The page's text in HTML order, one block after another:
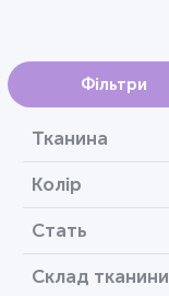
Фільтри
Тканина
Колір
Стать
Склад тканини